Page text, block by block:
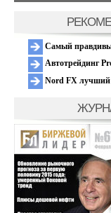
Самый
Автотрейдинг
Nord FX лучший